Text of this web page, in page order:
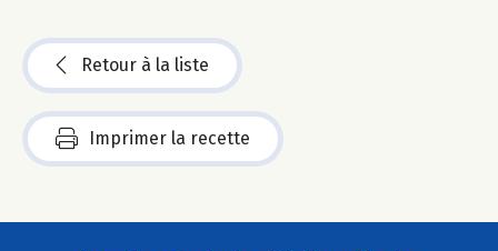
Retour à la liste
Imprimer la recette